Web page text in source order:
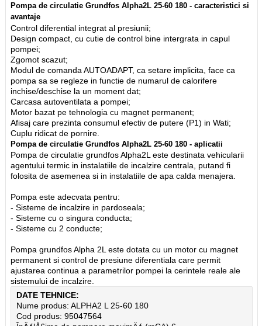
Pompa de circulatie Grundfos Alpha2L 25-60 180 - caracteristici si
avantaje
Control diferential integrat al presiunii;
Design compact, cu cutie de control bine intergrata in capul
pompei;
Zgomot scazut;
Modul de comanda AUTOADAPT, ca setare implicita, face ca
pompa sa se regleze in functie de numarul de calorifere
inchise/deschise la un moment dat;
Carcasa autoventilata a pompei;
Motor bazat pe tehnologia cu magnet permanent;
Afisaj care prezinta consumul efectiv de putere (P1) in Wati;
Cuplu ridicat de pornire.
Pompa de circulatie Grundfos Alpha2L 25-60 180 - aplicatii
Pompa de circulatie grundfos Alpha2L este destinata vehicularii
agentului termic in instalatiile de incalzire centrala, putand fi
folosita de asemenea si in instalatiile de apa calda menajera.
Pompa este adecvata pentru:
- Sisteme de incalzire in pardoseala;
- Sisteme cu o singura conducta;
- Sisteme cu 2 conducte;
Pompa grundfos Alpha 2L este dotata cu un motor cu magnet
permanent si control de presiune diferentiala care permit
ajustarea continua a parametrilor pompei la cerintele reale ale
sistemului de incalzire.
DATE TEHNICE:
Nume produs: ALPHA2 L 25-60 180
Cod produs: 95047564